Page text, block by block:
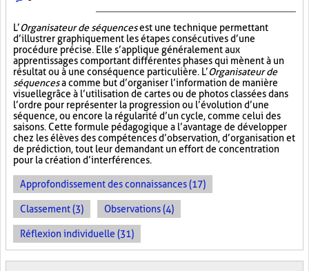
L’Organisateur de séquencesest une technique permettant
d’illustrer graphiquement les étapes consécutives d’une
procédure précise. Elle s’applique généralement aux
apprentissages comportant différentes phases qui mènent à un
résultat ou à une conséquence particulière. L’Organisateur de
séquencesa comme but d’organiser l’information de manière
visuellegrâce à l’utilisation de cartes ou de photos classées dans
l’ordre pour représenter la progression ou l’évolution d’une
séquence, ou encore la régularité d’un cycle, comme celui des
saisons. Cette formule pédagogique a l’avantage de développer
chez les élèves des compétences d’observation, d’organisation et
de prédiction, tout leur demandant un effort de concentration
pour la création d’interférences.
Approfondissement des connaissances (17)
Classement (3) Observations (4)
Réflexion individuelle (31)